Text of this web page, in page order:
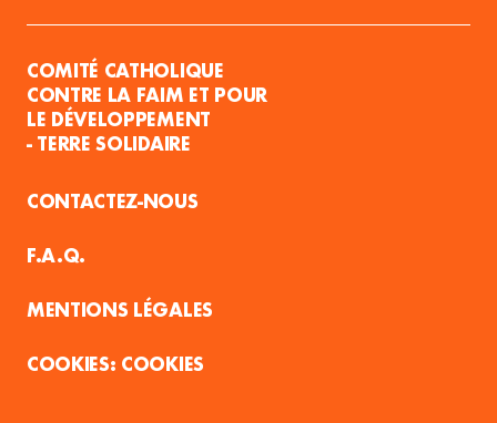
COMITÉ CATHOLIQUE
CONTRE LA FAIM ET POUR
LE DÉVELOPPEMENT
- TERRE SOLIDAIRE
CONTACTEZ-NOUS
F.A.Q.
MENTIONS LÉGALES
COOKIES